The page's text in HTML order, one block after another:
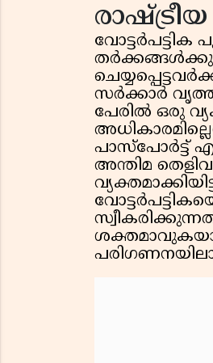
വോട്ടർപട്ടിക
തർക്കങ്ങൾക്കും
സർക്കാർ
പേരിൽ ഒരു
പാസ്‌പോർട്ട്
അന്തിമ